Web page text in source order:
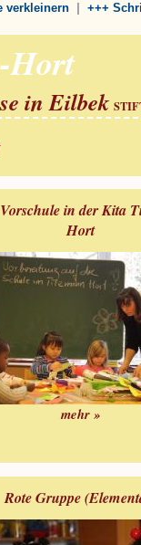
verkleinern | +++
Hort
in Eilbek
in der Kita
Hort
mehr »
Rote Gruppe